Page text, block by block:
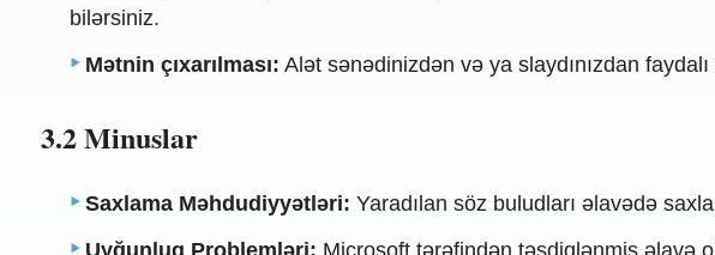
bilərsiniz.
Mətnin çıxarılması: Alət sənədinizdən və ya slaydınızdan
3.2 Minuslar
Saxlama Məhdudiyyətləri: Yaradılan söz buludları əlavədə